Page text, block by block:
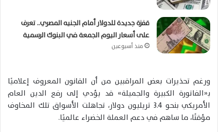
قفزة جديدة للدولار أمام الجنيه المصري.. تعرف
على أسعار اليوم الجمعة في البنوك الرسمية
منذ أسبوعين
ورغم تحذيرات بعض المراقبين من أن القانون المعروف إعلاميًا
بـ«الفاتورة الكبيرة والجميلة» قد يؤدي إلى رفع الدين العام
الأمريكي بنحو 3.4 تريليون دولار، تجاهلت الأسواق تلك المخاوف
مؤقتًا، ما ساهم في دعم العملة الخضراء عالميًا.